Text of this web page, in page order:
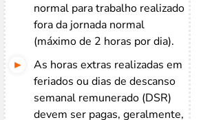
normal para trabalho realizado
fora da jornada normal
(máximo de 2 horas por dia).
As horas extras realizadas em
feriados ou dias de descanso
semanal remunerado (DSR)
devem ser pagas, geralmente,